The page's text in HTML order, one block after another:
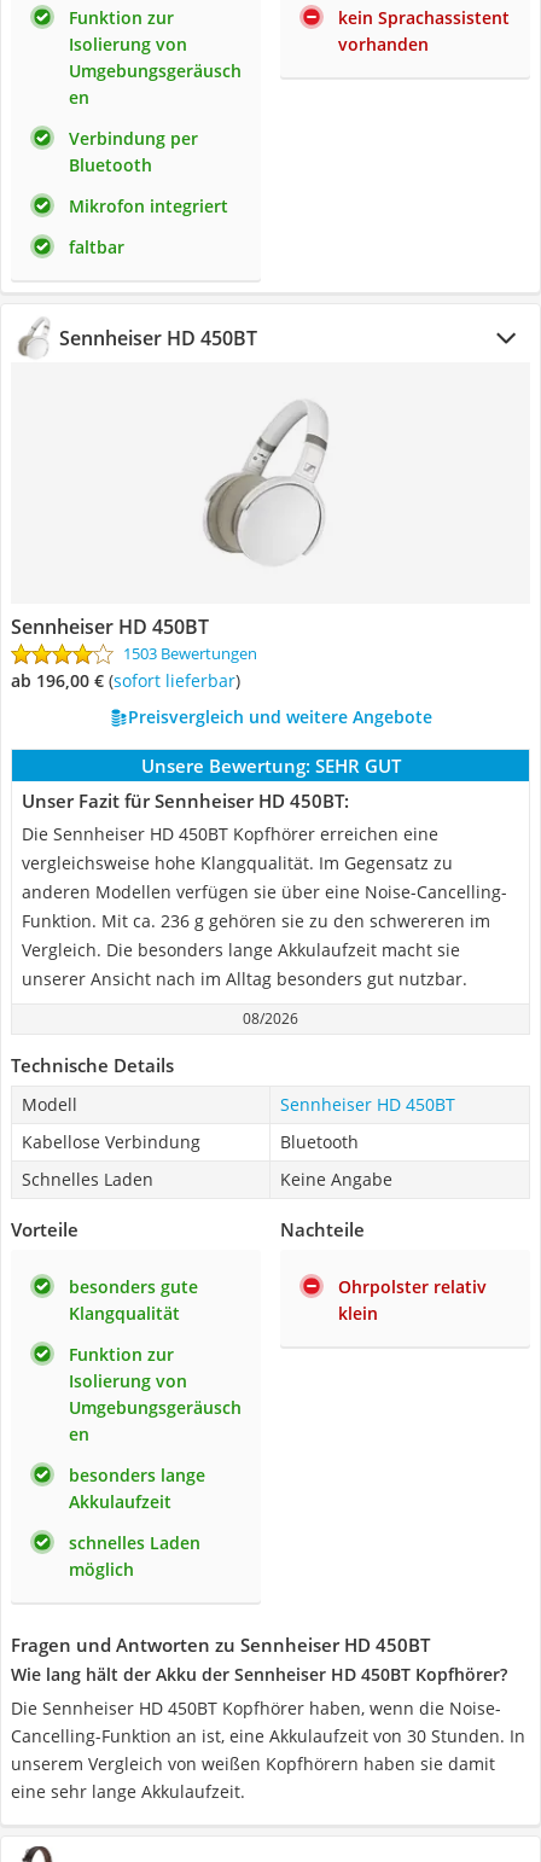
Funktion zur
Isolierung von
Umgebungsgeräusch
en
Verbindung per
Bluetooth
Mikrofon integriert
faltbar
kein Sprachassistent
vorhanden
Sennheiser HD 450BT
Sennheiser HD 450BT
1503 Bewertungen
ab 196,00 € ( Sofort lieferbar)
Preisvergleich und weitere Angebote
Unsere Bewertung: SEHR GUT
Unser Fazit für Sennheiser HD 450BT:
Die Sennheiser HD 450BT Kopfhörer erreichen eine
vergleichsweise hohe Klangqualität. Im Gegensatz zu
anderen Modellen verfügen sie über eine Noise-Cancelling-
Funktion. Mit ca. 236 g gehören sie zu den schwereren im
Vergleich. Die besonders lange Akkulaufzeit macht sie
unserer Ansicht nach im Alltag besonders gut nutzbar.
08/2026
Technische Details
Modell
Sennheiser HD 450BT
Kabellose Verbindung
Bluetooth
Schnelles Laden
Keine Angabe
Vorteile
besonders gute
Klangqualität
Funktion zur
Isolierung von
Umgebungsgeräusch
en
besonders lange
Akkulaufzeit
schnelles Laden
möglich
Nachteile
Ohrpolster relativ
klein
Fragen und Antworten zu Sennheiser HD 450BT
Wie lang hält der Akku der Sennheiser HD 450BT Kopfhörer?
Die Sennheiser HD 450BT Kopfhörer haben, wenn die Noise-
Cancelling-Funktion an ist, eine Akkulaufzeit von 30 Stunden. In
unserem Vergleich von weißen Kopfhörern haben sie damit
eine sehr lange Akkulaufzeit.